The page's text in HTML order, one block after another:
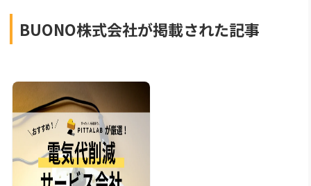
BUONO株式会社が掲載された記事